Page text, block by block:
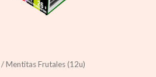
/ Mentitas Frutales (12u)